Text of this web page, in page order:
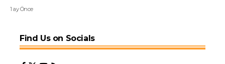
1 ay Önce
Find Us on Socials